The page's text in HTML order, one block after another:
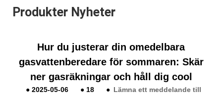
Produkter Nyheter
Hur du justerar din omedelbara
gasvattenberedare för sommaren: Skär
ner gasräkningar och håll dig cool
● 2025-05-06 ● 18 ● Lämna ett meddelande till